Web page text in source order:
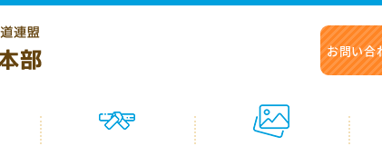
お問い合
お問い合